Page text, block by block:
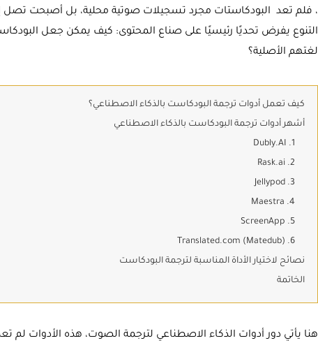
، فلم تعد البودكاستات مجرد تسجيلات صوتية محلية، بل أصبحت تصل
التنوع يفرض تحديًا رئيسيًا على صناع المحتوى: كيف يمكن جعل
لغتهم الأصلية؟
كيف تعمل أدوات ترجمة البودكاست بالذكاء الاصطناعي؟
أشهر أدوات ترجمة البودكاست بالذكاء الاصطناعي
1. Dubly.AI
2. Rask.ai
3. Jellypod
4. Maestra
5. ScreenApp
6. Translated.com (Matedub)
نصائح لاختيار الأداة المناسبة لترجمة البودكاست
الخاتمة
هنا يأتي دور أدوات الذكاء الاصطناعي لترجمة الصوت، هذه الأدوات لم